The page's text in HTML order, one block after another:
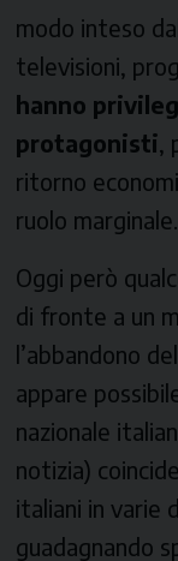
modo inteso
televisioni,
hanno
protagonisti,
ritorno
ruolo marginale.
Oggi però
di fronte a un
l’abbandono
appare
nazionale
notizia)
italiani in varie
guadagnando